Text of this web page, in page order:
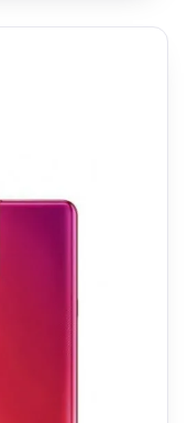
อบทิศทาง
างเต็มตา ขนาด